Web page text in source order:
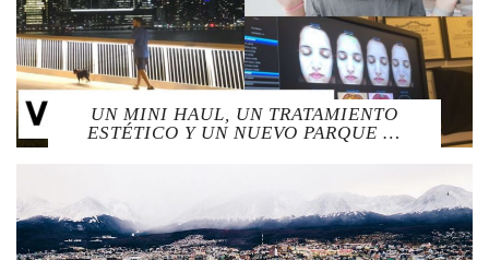
UN MINI HAUL, UN TRATAMIENTO
ESTÉTICO Y UN NUEVO PARQUE …